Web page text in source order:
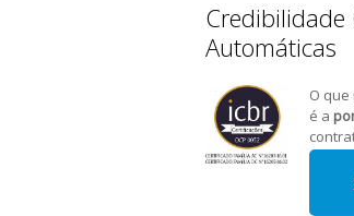
Credibilidade
Automáticas
O que
é a